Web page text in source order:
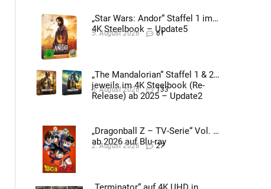
„Star Wars: Andor“ Staffel 1 im
4K Steelbook – Update5
5. August 2026 61
„The Mandalorian“ Staffel 1 & 2
jeweils im 4K Steelbook (Re-
Release) ab 2025 – Update2
5. August 2026 133
„Dragonball Z – TV-Serie“ Vol. 4
ab 2026 auf Blu-ray
2. August 2026 27